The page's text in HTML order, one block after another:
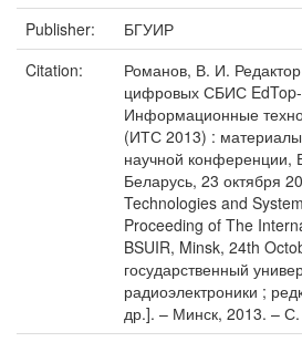
Publisher:
БГУИР
Citation:
Романов, В. И.
цифровых СБИС
Информационные
(ИТС 2013) :
научной конференции,
Беларусь, 23 октября
Technologies and
Proceeding of The
BSUIR, Minsk, 24th
государственный
радиоэлектроники ;
др.]. – Минск, 2013. –